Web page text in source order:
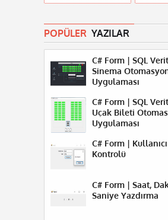
POPÜLER YAZILAR
C# Form | SQL
Sinema
Uygulaması
C# Form | SQL
Uçak Bileti
Uygulaması
C# Form |
Kontrolü
C# Form | Saat,
Saniye Yazdırma